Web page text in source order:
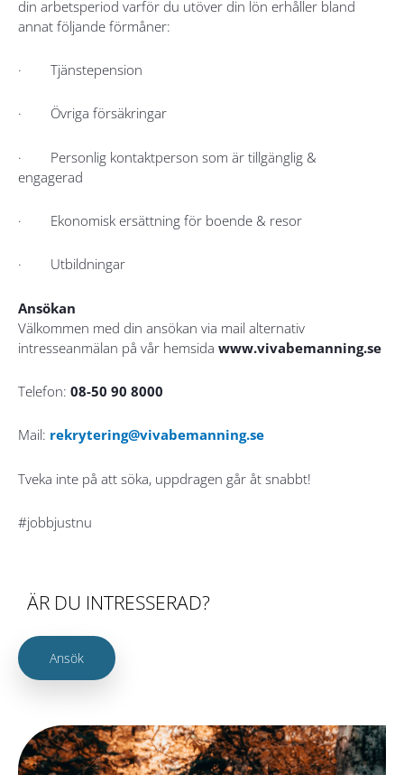
din arbetsperiod varför du utöver din lön erhåller bland
annat följande förmåner:
· Tjänstepension
· Övriga försäkringar
· Personlig kontaktperson som är tillgänglig &
engagerad
· Ekonomisk ersättning för boende & resor
· Utbildningar
Ansökan
Välkommen med din ansökan via mail alternativ
intresseanmälan på vår hemsida www.vivabemanning.se
Telefon: 08-50 90 8000
Mail: rekrytering@vivabemanning.se
Tveka inte på att söka, uppdragen går åt snabbt!
#jobbjustnu
ÄR DU INTRESSERAD?
Ansök